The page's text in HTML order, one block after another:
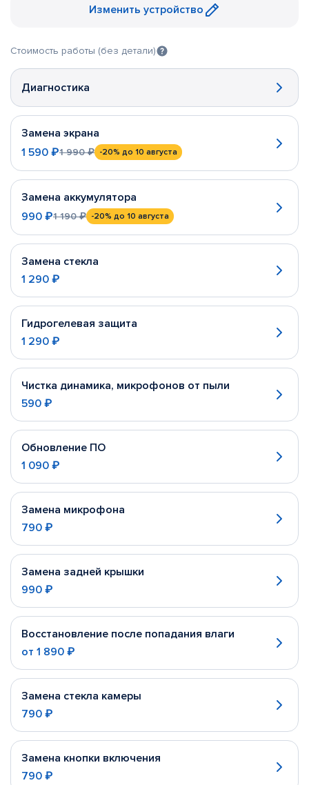
Изменить устройство
Стоимость работы (без детали)
Диагностика
Замена экрана
1 590 ₽1 990 ₽ -20% до 10 августа
Замена аккумулятора
990 ₽1 190 ₽ -20% до 10 августа
Замена стекла
1 290 ₽
Гидрогелевая защита
1 290 ₽
Чистка динамика, микрофонов от пыли
590 ₽
Обновление ПО
1 090 ₽
Замена микрофона
790 ₽
Замена задней крышки
990 ₽
Восстановление после попадания влаги
от 1 890 ₽
Замена стекла камеры
790 ₽
Замена кнопки включения
790 ₽